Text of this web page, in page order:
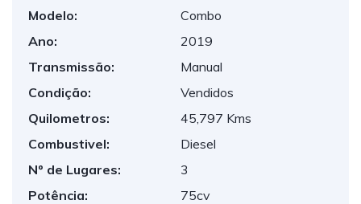
Modelo:
Combo
Ano:
2019
Transmissão:
Manual
Condição:
Vendidos
Quilometros:
45,797 Kms
Combustivel:
Diesel
Nº de Lugares:
3
Potência:
75cv